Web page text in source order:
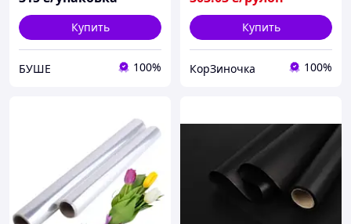
Купить
БУШЕ 100%
Купить
КорЗиночка 100%